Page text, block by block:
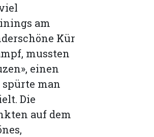
am
Kür
mussten
einen
man
Die
auf dem